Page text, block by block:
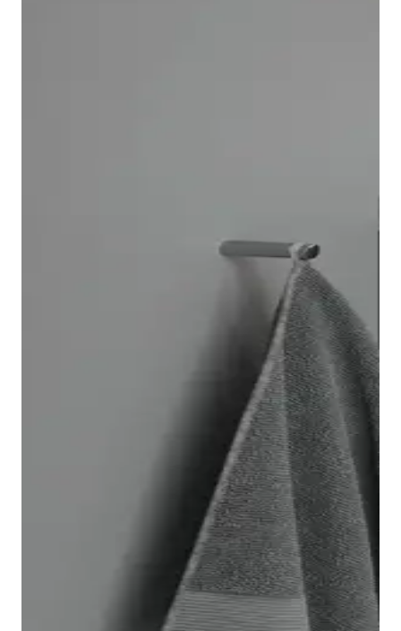
Il vaso sospeso Architec è facile e veloce da installare
grazie al sistema di fissaggio Durafix, che dopo il
montaggio risulta completamente invisibile. Come
optional è possibile dotare il vaso della tecnologia di
®. Inoltre è disponibile
anche un bidet Architec abbinato.
Nella serie Architec troveretesedili adatti a ogni vaso.
Potrete decidere se il sedile debba essere dotato o
meno di chiusura rallentata. Il vantaggio della
chiusura rallentata: basta un leggero tocco e il sedile
si abbassa automaticamente, chiudendosi in modo